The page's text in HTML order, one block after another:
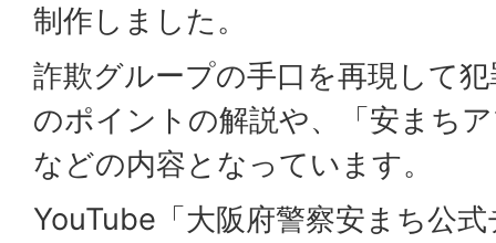
制作しました。
詐欺グループの手口を再現して
のポイントの解説や、「安まち
などの内容となっています。
YouTube「大阪府警察安まち公